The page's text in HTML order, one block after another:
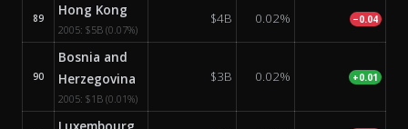
89 Hong Kong
2005: $5B (0.07%)
$4B 0.02% −0.04
90
Bosnia and
Herzegovina
2005: $1B (0.01%)
$3B 0.02% +0.01